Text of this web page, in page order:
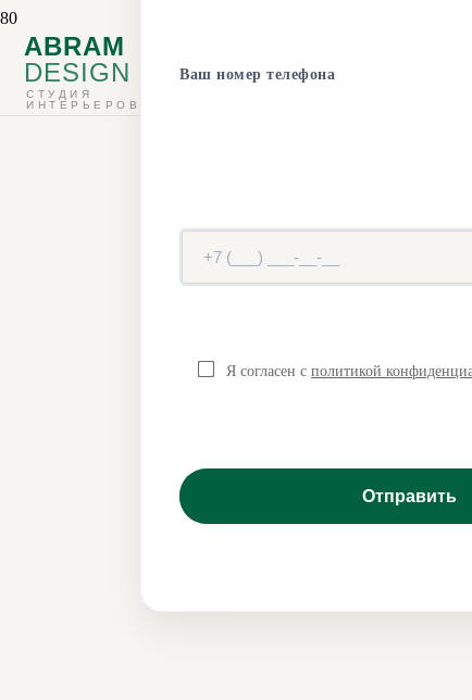
ABRAM
DESIGN
СТУДИЯ
ИНТЕРЬЕРОВ
Ваш номер телефона
Я согласен с политикой